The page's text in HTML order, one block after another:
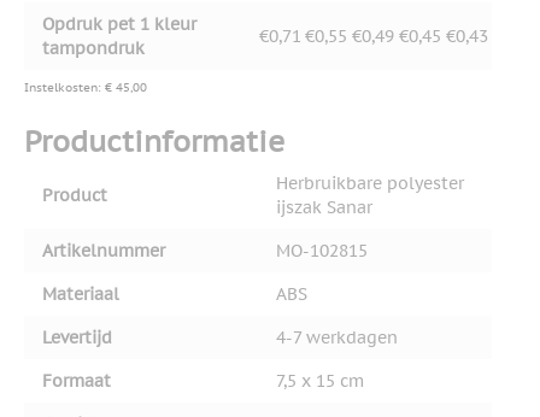
Opdruk pet 1 kleur
tampondruk
€0,71 €0,55 €0,49 €0,45 €0,43
Instelkosten: € 45,00
Productinformatie
Product
Herbruikbare polyester
ijszak Sanar
Artikelnummer
MO-102815
Materiaal
ABS
Levertijd
4-7 werkdagen
Formaat
7,5 x 15 cm